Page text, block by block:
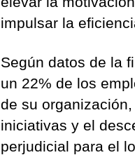
impulsar la
Según datos de la
un 22% de los
de su
iniciativas y el
perjudicial para el